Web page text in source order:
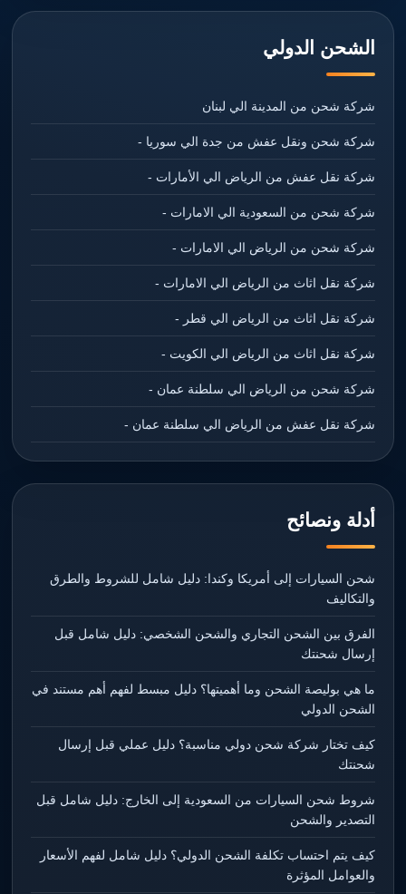
الشحن الدولي
شركة شحن من المدينة الي لبنان
شركة شحن ونقل عفش من جدة الي سوريا -
شركة نقل عفش من الرياض الي الأمارات -
شركة شحن من السعودية الي الامارات -
شركة شحن من الرياض الي الامارات -
شركة نقل اثاث من الرياض الي الامارات -
شركة نقل اثاث من الرياض الي قطر -
شركة نقل اثاث من الرياض الي الكويت -
شركة شحن من الرياض الي سلطنة عمان -
شركة نقل عفش من الرياض الي سلطنة عمان -
أدلة ونصائح
شحن السيارات إلى أمريكا وكندا: دليل شامل للشروط والطرق
والتكاليف
الفرق بين الشحن التجاري والشحن الشخصي: دليل شامل قبل
إرسال شحنتك
ما هي بوليصة الشحن وما أهميتها؟ دليل مبسط لفهم أهم مستند في
الشحن الدولي
كيف تختار شركة شحن دولي مناسبة؟ دليل عملي قبل إرسال
شحنتك
شروط شحن السيارات من السعودية إلى الخارج: دليل شامل قبل
التصدير والشحن
كيف يتم احتساب تكلفة الشحن الدولي؟ دليل شامل لفهم الأسعار
والعوامل المؤثرة